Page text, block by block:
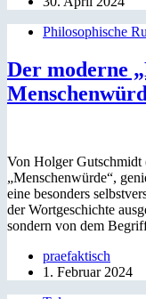
Philosophische
Der moderne
Von Holger Gutschmidt
„Menschenwürde“,
eine besonders
der Wortgeschichte
sondern von dem
praefaktisch
1. Februar 2024